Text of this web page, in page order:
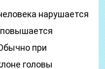
нарушается
при
головы